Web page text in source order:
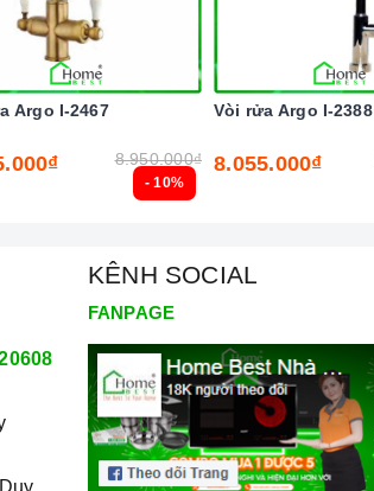
- 10%
Argo I-2467
8.950.000₫
Vòi rửa Argo I-2388
8.055.000₫
KÊNH SOCIAL
FANPAGE